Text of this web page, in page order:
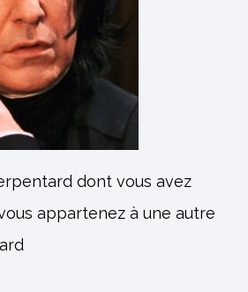
dont vous avez
appartenez à une autre